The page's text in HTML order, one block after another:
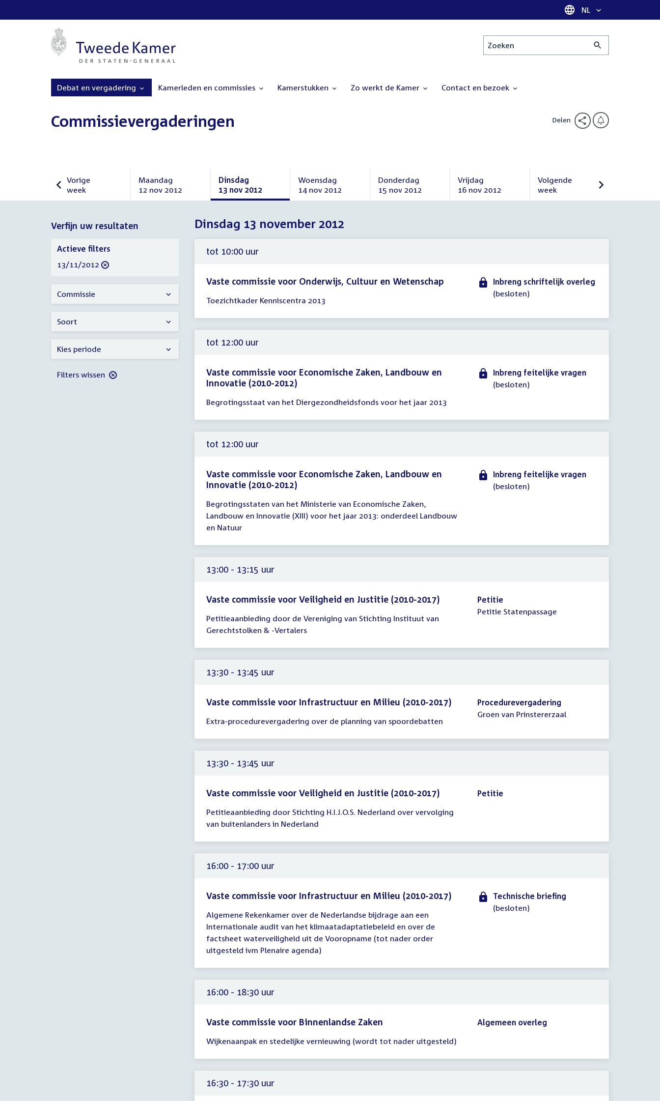
Taal selectie
NL
Zoeken
Debat en vergadering Kamerleden en commissies Kamerstukken Zo werkt de Kamer Contact en bezoek
Commissievergaderingen Delen
Vorige
week
Vorige
Maandag
12 nov 2012
Maandag
Dinsdag
13 nov 2012
Dinsdag
november
2012
Woensdag
14 nov 2012
Woensdag
november
2012
Donderdag
15 nov 2012
Donderdag
Vrijdag
16 nov 2012
Vrijdag
Volgende
week
Volgende
Dinsdag 13 november 2012
Verfijn uw resultaten
tot 10:00 uur
Vaste commissie voor Onderwijs, Cultuur en Wetenschap
vergadering
tot
10:00
uur
Toezichtkader Kenniscentra 2013
Inbreng schriftelijk overleg
(besloten)
tot 12:00 uur
Vaste commissie voor Economische Zaken, Landbouw en
Innovatie (2010-2012)
vergadering
tot
12:00
uur
Begrotingsstaat van het Diergezondheidsfonds voor het jaar 2013
Inbreng feitelijke vragen
(besloten)
tot 12:00 uur
Vaste commissie voor Economische Zaken, Landbouw en
Innovatie (2010-2012)
vergadering
tot
12:00
uur
Begrotingsstaten van het Ministerie van Economische Zaken,
Landbouw en Innovatie (XIII) voor het jaar 2013: onderdeel Landbouw
en Natuur
Inbreng feitelijke vragen
(besloten)
13:00 - 13:15 uur
Vaste commissie voor Veiligheid en Justitie (2010-2017)
vergadering
13:00
-
13:15
uur
Petitieaanbieding door de Vereniging van Stichting Instituut van
Gerechtstolken & -Vertalers
Petitie
Petitie Statenpassage
13:30 - 13:45 uur
Vaste commissie voor Infrastructuur en Milieu (2010-2017)
vergadering
13:30
-
13:45
Extra-procedurevergadering over de planning van spoordebatten
Procedurevergadering
Groen van Prinstererzaal
13:30 - 13:45 uur
Vaste commissie voor Veiligheid en Justitie (2010-2017)
vergadering
13:30
-
13:45
uur
Petitieaanbieding door Stichting H.I.J.O.S. Nederland over vervolging
van buitenlanders in Nederland
Petitie
16:00 - 17:00 uur
Vaste commissie voor Infrastructuur en Milieu (2010-2017)
vergadering
16:00
-
17:00
uur
Algemene Rekenkamer over de Nederlandse bijdrage aan een
Internationale audit van het klimaatadaptatiebeleid en over de
factsheet waterveiligheid uit de Vooropname (tot nader order
uitgesteld ivm Plenaire agenda)
Technische briefing
(besloten)
16:00 - 18:30 uur
Vaste commissie voor Binnenlandse Zaken
vergadering
16:00
-
18:30
Wijkenaanpak en stedelijke vernieuwing (wordt tot nader uitgesteld)
Algemeen overleg
16:30 - 17:30 uur
Verfijn
uw
resultaten
Actieve filters
verwijder
13/11/2012
Commissie
Soort
Kies periode
Filters wissen